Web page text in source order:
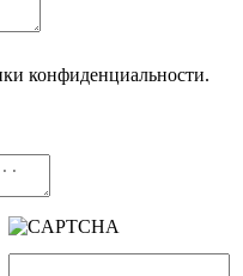
конфиденциальности.